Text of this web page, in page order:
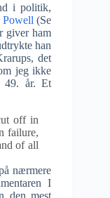
i politik,
Powell (Se
giver ham
han
det
jeg ikke
49. år. Et
off in
failure,
of all
nærmere
I
den mest